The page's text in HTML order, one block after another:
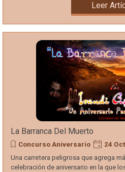
Leer
La Barranca Del Muerto
Concurso Aniversario 24
Una carretera peligrosa que agrega
celebración de aniversario en la que